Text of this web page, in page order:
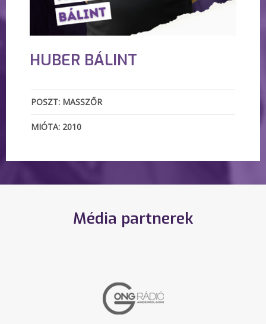
HUBER BÁLINT
POSZT: MASSZŐR
MIÓTA: 2010
Média partnerek